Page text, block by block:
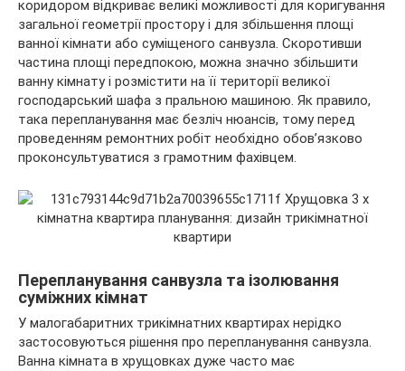
коридором відкриває великі можливості для коригування
загальної геометрії простору і для збільшення площі
ванної кімнати або суміщеного санвузла. Скоротивши
частина площі передпокою, можна значно збільшити
ванну кімнату і розмістити на її території великої
господарський шафа з пральною машиною. Як правило,
така перепланування має безліч нюансів, тому перед
проведенням ремонтних робіт необхідно обов’язково
проконсультуватися з грамотним фахівцем.
Перепланування санвузла та ізолювання
суміжних кімнат
У малогабаритних трикімнатних квартирах нерідко
застосовуються рішення про перепланування санвузла.
Ванна кімната в хрущовках дуже часто має